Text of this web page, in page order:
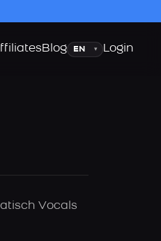
BlogSprache
▾ Login
Vocals